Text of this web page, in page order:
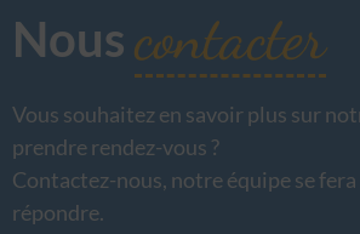
Nouscontacter
Vous souhaitez en savoir plus sur
prendre rendez-vous ?
Contactez-nous, notre équipe se
répondre.